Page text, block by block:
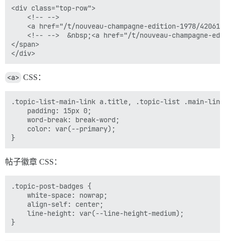
<div class="top-row">
    <!-- -->
<a href="/t/nouveau-champagne-edition-1978/
<!-- -->  &nbsp;<a href="/t/nouveau-champagne-
</span>
<a> CSS：
.topic-list-main-link a.title, .topic-list .main-
    padding: 15px 0;
    word-break: break-word;
    color: var(--primary);
帖子徽章 CSS：
.topic-post-badges {
    white-space: nowrap;
    align-self: center;
    line-height: var(--line-height-medium);